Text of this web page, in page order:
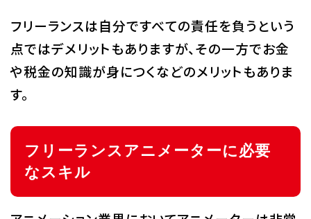
フリーランスは自分ですべての責任を負うという
点ではデメリットもありますが、その一方でお金
や税金の知識が身につくなどのメリットもありま
す。
フリーランスアニメーターに必要
なスキル